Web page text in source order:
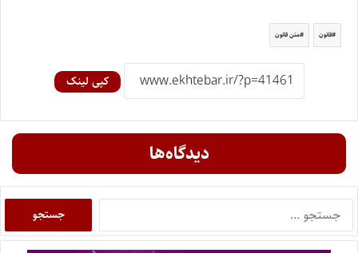
قانون متن قانون
کپی لینک
دیدگاه‌ها